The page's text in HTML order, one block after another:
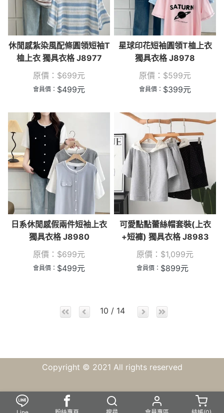
休閒感紮染風配條圓領短袖T
桖上衣 獨具衣格 J8977
原價： $699元
會員價： $499元
星球印花短袖圓領T桖上衣
獨具衣格 J8978
原價： $599元
會員價： $399元
日系休閒感假兩件短袖上衣
獨具衣格 J8980
原價： $699元
會員價： $499元
可愛點點蕾絲帽套裝(上衣
+短褲) 獨具衣格 J8983
原價： $1,099元
會員價： $899元
10 / 14
Copyright © 2021 All rights reserved